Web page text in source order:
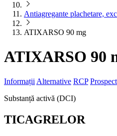
Antiagregante plachetare,
ATIXARSO 90 mg
ATIXARSO 90
Informații Alternative RCP Prospect
Substanță activă (DCI)
TICAGRELOR